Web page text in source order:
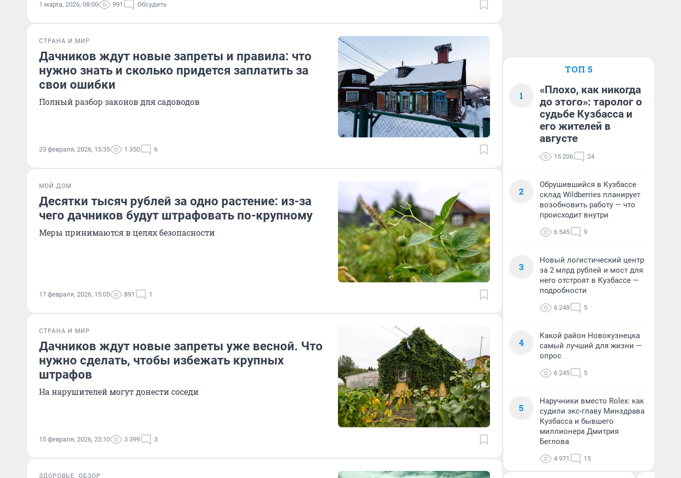
1 марта, 2026, 08:00 991 Обсудить
СТРАНА И МИР
Дачников ждут новые запреты и правила: что
нужно знать и сколько придется заплатить за
свои ошибки
Полный разбор законов для садоводов
23 февраля, 2026, 15:35 1 350 6
МОЙ ДОМ
Десятки тысяч рублей за одно растение: из-за
чего дачников будут штрафовать по-крупному
Меры принимаются в целях безопасности
17 февраля, 2026, 15:05 891 1
СТРАНА И МИР
Дачников ждут новые запреты уже весной. Что
нужно сделать, чтобы избежать крупных
штрафов
На нарушителей могут донести соседи
15 февраля, 2026, 23:10 3 399 3
ЗДОРОВЬЕ ОБЗОР
ТОП 5
1
«Плохо, как никогда
до этого»: таролог о
судьбе Кузбасса и
его жителей в
августе
15 206 24
2
Обрушившийся в Кузбассе
склад Wildberries планирует
возобновить работу — что
происходит внутри
6 545 9
3
Новый логистический центр
за 2 млрд рублей и мост для
него отстроят в Кузбассе —
подробности
6 248 5
4
Какой район Новокузнецка
самый лучший для жизни —
опрос
6 245 5
5
Наручники вместо Rolex: как
судили экс-главу Минздрава
Кузбасса и бывшего
миллионера Дмитрия
Беглова
4 971 15